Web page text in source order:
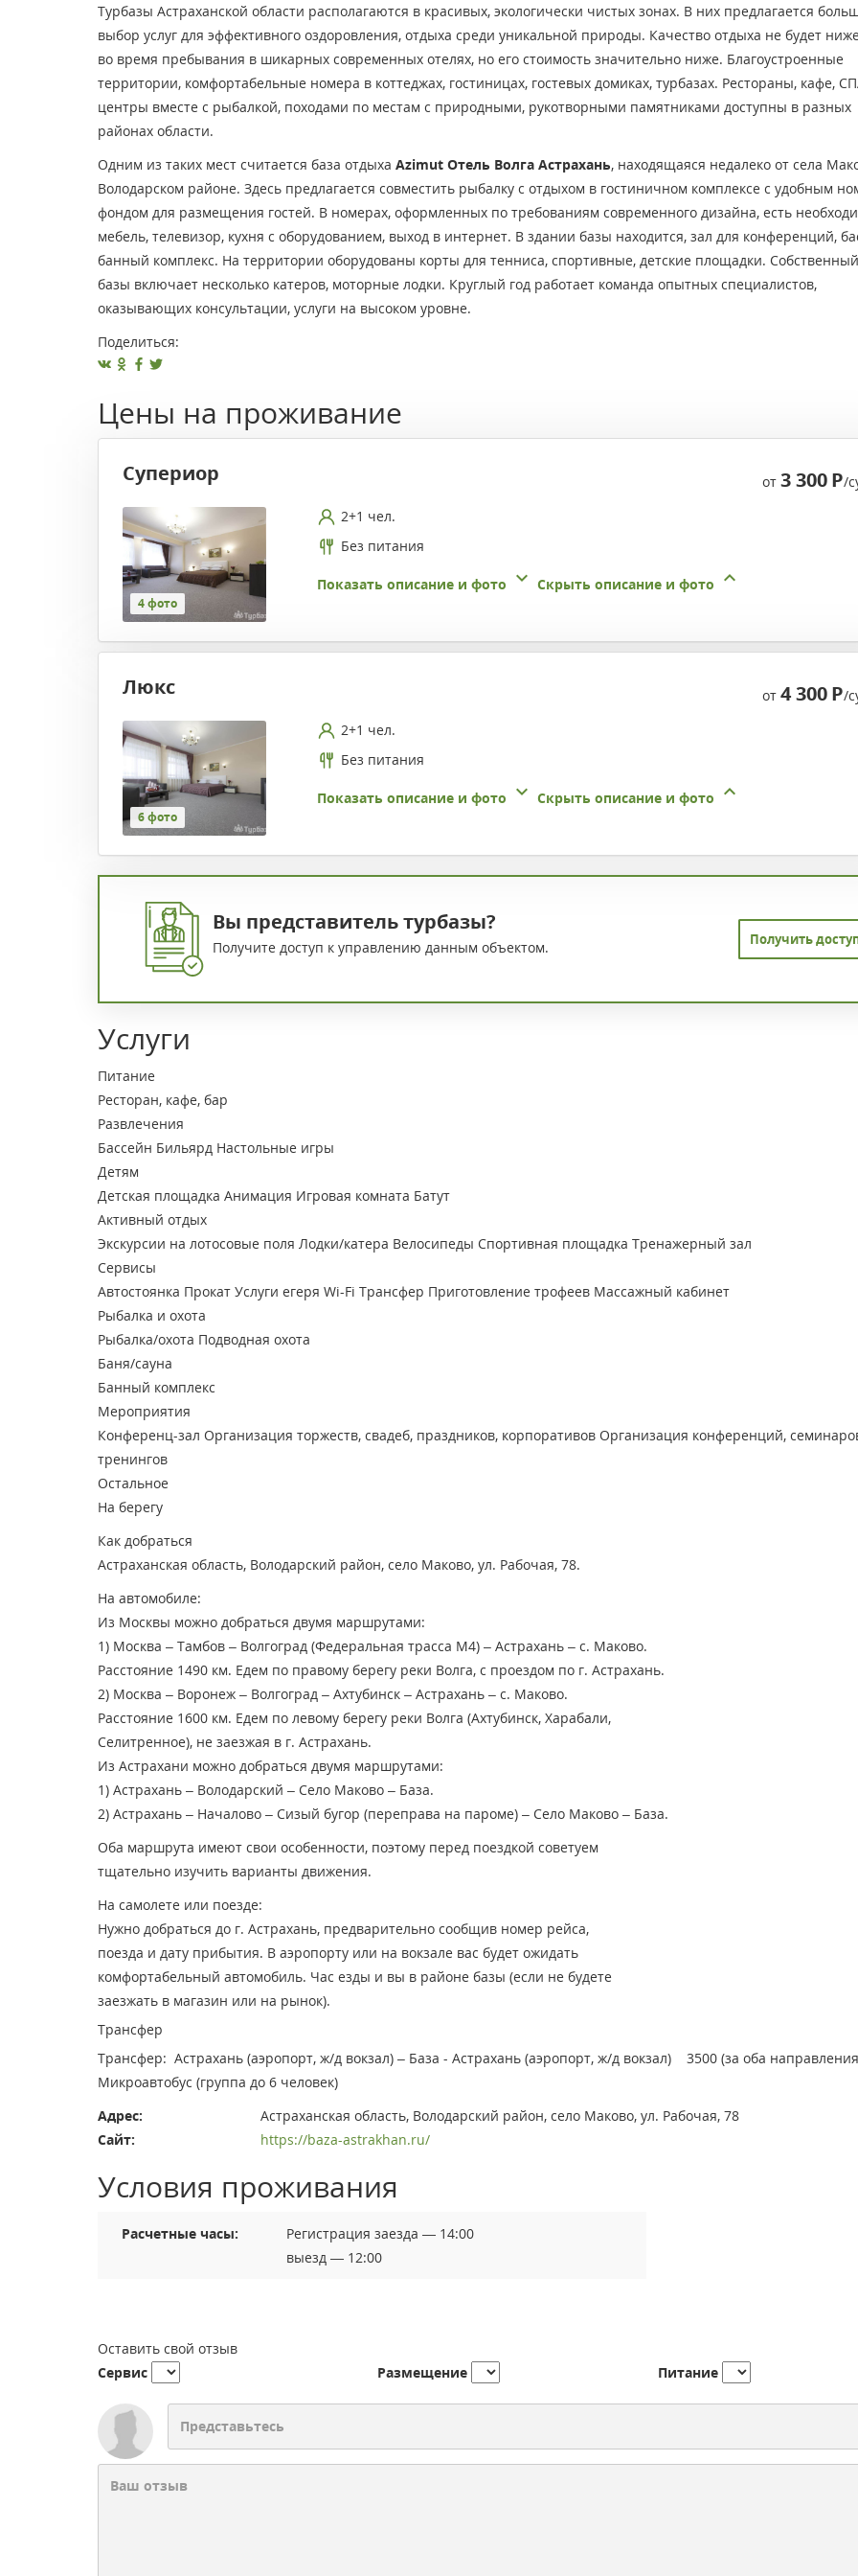
Турбазы Астраханской области располагаются в красивых, экологически чистых зонах. В них предлагается
выбор услуг для эффективного оздоровления, отдыха среди уникальной природы. Качество отдыха не будет
во время пребывания в шикарных современных отелях, но его стоимость значительно ниже. Благоустроенные
территории, комфортабельные номера в коттеджах, гостиницах, гостевых домиках, турбазах. Рестораны, кафе,
центры вместе с рыбалкой, походами по местам с природными, рукотворными памятниками доступны в разных
районах области.
Одним из таких мест считается база отдыха Azimut Отель Волга Астрахань, находящаяся недалеко от села
Володарском районе. Здесь предлагается совместить рыбалку с отдыхом в гостиничном комплексе с удобным
фондом для размещения гостей. В номерах, оформленных по требованиям современного дизайна, есть
мебель, телевизор, кухня с оборудованием, выход в интернет. В здании базы находится, зал для конференций,
банный комплекс. На территории оборудованы корты для тенниса, спортивные, детские площадки.
базы включает несколько катеров, моторные лодки. Круглый год работает команда опытных специалистов,
оказывающих консультации, услуги на высоком уровне.
Поделиться:
Цены на проживание
Супериор от3 300Р/
4 фото
2+1 чел.
Без питания
Показать описание и фото Скрыть описание и фото
Люкс от4 300Р/
6 фото
2+1 чел.
Без питания
Показать описание и фото Скрыть описание и фото
Вы представитель турбазы?
Получите доступ к управлению данным объектом. Получить
Услуги
Питание
Ресторан, кафе, бар
Развлечения
Бассейн Бильярд Настольные игры
Детям
Детская площадка Анимация Игровая комната Батут
Активный отдых
Экскурсии на лотосовые поля Лодки/катера Велосипеды Спортивная площадка Тренажерный зал
Сервисы
Автостоянка Прокат Услуги егеря Wi-Fi Трансфер Приготовление трофеев Массажный кабинет
Рыбалка и охота
Рыбалка/охота Подводная охота
Баня/сауна
Банный комплекс
Мероприятия
Конференц-зал Организация торжеств, свадеб, праздников, корпоративов Организация конференций,
тренингов
Остальное
На берегу
Как добраться
Астраханская область, Володарский район, село Маково, ул. Рабочая, 78.
На автомобиле:
Из Москвы можно добраться двумя маршрутами:
1) Москва – Тамбов – Волгоград (Федеральная трасса М4) – Астрахань – с. Маково.
Расстояние 1490 км. Едем по правому берегу реки Волга, с проездом по г. Астрахань.
2) Москва – Воронеж – Волгоград – Ахтубинск – Астрахань – с. Маково.
Расстояние 1600 км. Едем по левому берегу реки Волга (Ахтубинск, Харабали,
Селитренное), не заезжая в г. Астрахань.
Из Астрахани можно добраться двумя маршрутами:
1) Астрахань – Володарский – Село Маково – База.
2) Астрахань – Началово – Сизый бугор (переправа на пароме) – Село Маково – База.
Оба маршрута имеют свои особенности, поэтому перед поездкой советуем
тщательно изучить варианты движения.
На самолете или поезде:
Нужно добраться до г. Астрахань, предварительно сообщив номер рейса,
поезда и дату прибытия. В аэропорту или на вокзале вас будет ожидать
комфортабельный автомобиль. Час езды и вы в районе базы (если не будете
заезжать в магазин или на рынок).
Трансфер
Трансфер: Астрахань (аэропорт, ж/д вокзал) – База - Астрахань (аэропорт, ж/д вокзал) 3500 (за оба
Микроавтобус (группа до 6 человек)
Адрес:
Астраханская область, Володарский район, село Маково, ул. Рабочая, 78
Сайт:
https://baza-astrakhan.ru/
Условия проживания
Расчетные часы:
Регистрация заезда — 14:00
выезд — 12:00
Оставить свой отзыв
Сервис
Размещение Питание